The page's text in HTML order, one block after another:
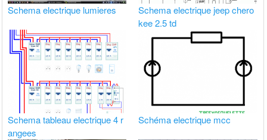
Schema electrique lumieres
Schema electrique jeep chero
kee 2.5 td
Schema tableau electrique 4 r
angees
Schéma electrique mcc